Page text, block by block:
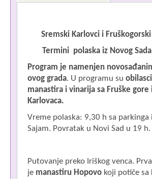
Sremski Karlovci i
Termini polaska iz Novog
Program je namenjen
ovog grada. U programu su
manastira i vinarija sa Fruške gore
Karlovaca.
Vreme polaska: 9,30 h sa parkinga
Sajam. Povratak u Novi Sad u 19 h.
Putovanje preko Iriškog venca.
je manastiru Hopovo koji potiče sa